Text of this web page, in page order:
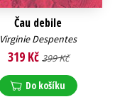
Čau debile
Virginie Despentes
319 Kč 399 Kč
Do košíku